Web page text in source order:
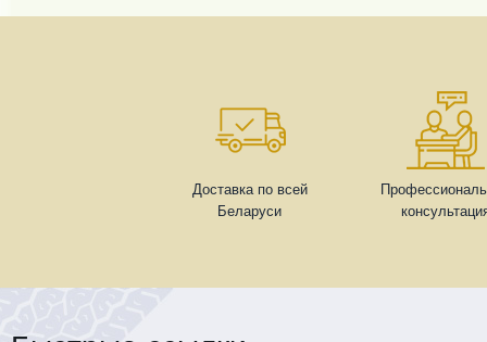
Доставка по всей
Беларуси